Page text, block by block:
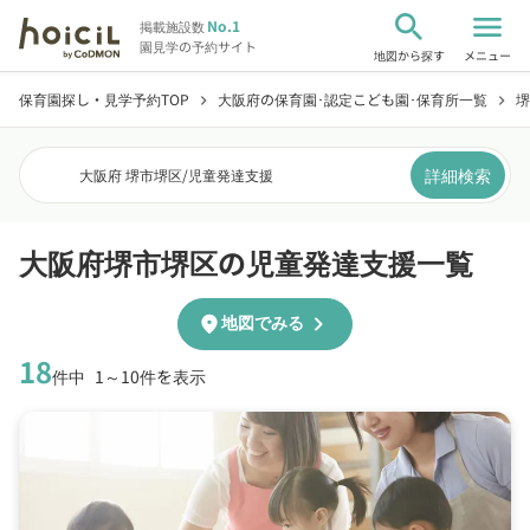
掲載施設数No.1
園見学の予約サイト
search
地図から探す
menu
メニュー
保育園探し・見学予約TOP chevron_right 大阪府の保育園･認定こども園･保育所一覧 chevron_right
大阪府 堺市堺区/児童発達支援 詳細検索
大阪府堺市堺区の児童発達支援一覧
18件中 1～10件を表示
location_on地図でみる chevron_right